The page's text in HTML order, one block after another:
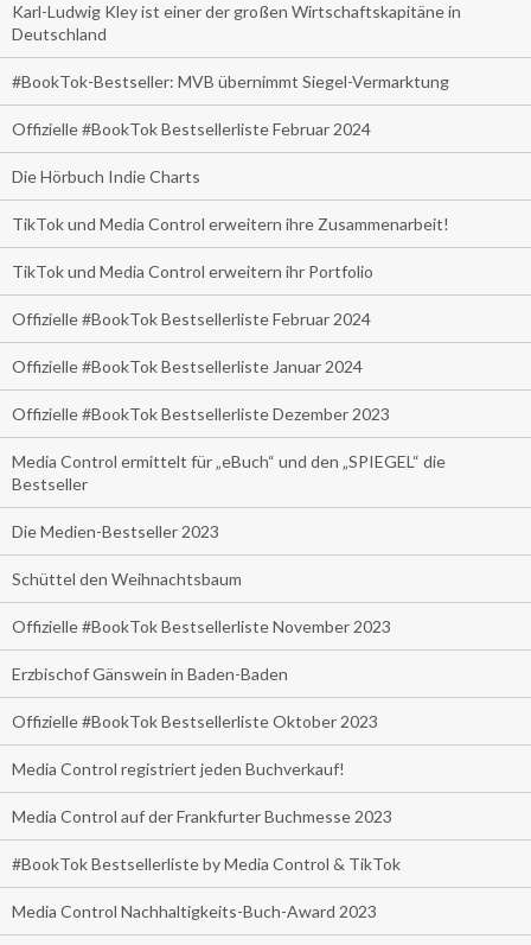
Karl-Ludwig Kley ist einer der großen Wirtschaftskapitäne in
Deutschland
#BookTok-Bestseller: MVB übernimmt Siegel-Vermarktung
Offizielle #BookTok Bestsellerliste Februar 2024
Die Hörbuch Indie Charts
TikTok und Media Control erweitern ihre Zusammenarbeit!
TikTok und Media Control erweitern ihr Portfolio
Offizielle #BookTok Bestsellerliste Februar 2024
Offizielle #BookTok Bestsellerliste Januar 2024
Offizielle #BookTok Bestsellerliste Dezember 2023
Media Control ermittelt für „eBuch“ und den „SPIEGEL“ die
Bestseller
Die Medien-Bestseller 2023
Schüttel den Weihnachtsbaum
Offizielle #BookTok Bestsellerliste November 2023
Erzbischof Gänswein in Baden-Baden
Offizielle #BookTok Bestsellerliste Oktober 2023
Media Control registriert jeden Buchverkauf!
Media Control auf der Frankfurter Buchmesse 2023
#BookTok Bestsellerliste by Media Control & TikTok
Media Control Nachhaltigkeits-Buch-Award 2023